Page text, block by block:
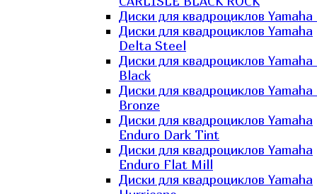
Диски для квадроциклов Yamaha
Диски для квадроциклов Yamaha
Delta Steel
Диски для квадроциклов
Black
Диски для квадроциклов
Bronze
Диски для квадроциклов Yamaha
Enduro Dark Tint
Диски для квадроциклов Yamaha
Enduro Flat Mill
Диски для квадроциклов Yamaha